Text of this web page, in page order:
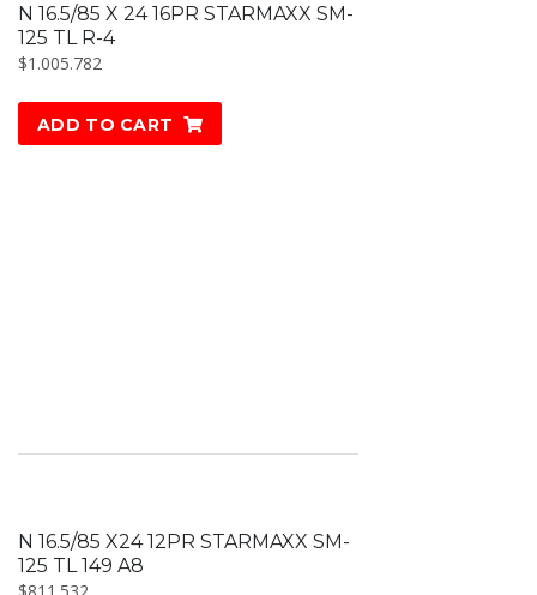
N 16.5/85 X 24 16PR STARMAXX SM-
125 TL R-4
$1.005.782
ADD TO CART
N 16.5/85 X24 12PR STARMAXX SM-
125 TL 149 A8
$811.532